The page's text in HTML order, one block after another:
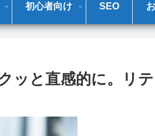
初心者向け SEO
ッと直感的に。リ